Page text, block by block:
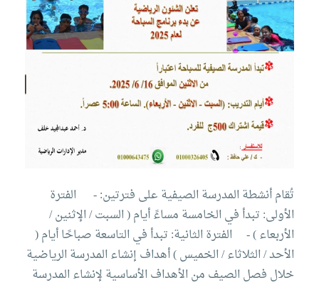
تُقام أنشطة المدرسة الصيفية على فترتين:- الفترة
الأولى: تبدأ في الخامسة مساءً أيام ( السبت / الإثنين /
الأربعاء )- الفترة الثانية: تبدأ في التاسعة صباحًا أيام (
الأحد / الثلاثاء / الخميس )أهداف إنشاء المدرسة الرياضية
خلال فصل الصيف من الأهداف الأساسية لإنشاء المدرسة